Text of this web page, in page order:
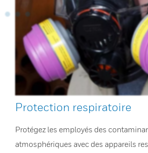
Protection respiratoire
Protégez les employés des
atmosphériques avec des appareils